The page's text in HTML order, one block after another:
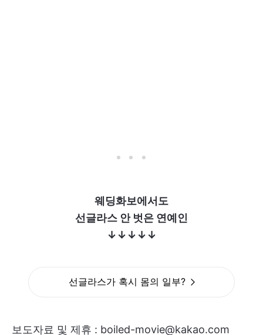
웨딩화보에서도
선글라스 안 벗은 연예인
↓↓↓↓↓
선글라스가 혹시 몸의 일부?
보도자료 및 제휴 : boiled-movie@kakao.com